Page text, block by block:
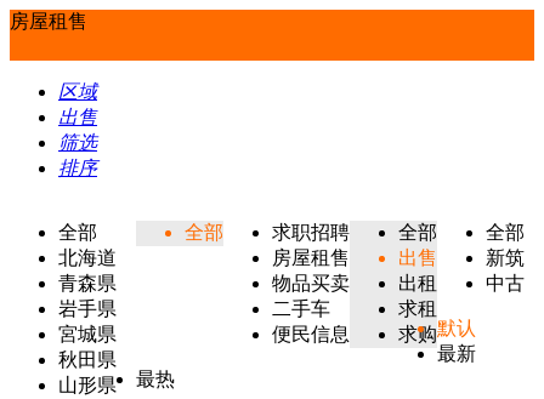
房屋租售
区域
出售
筛选
排序
全部
北海道
青森県
岩手県
宮城県
秋田県
山形県
全部
求职招聘
房屋租售
物品买卖
二手车
便民信息
全部
出售
出租
求租
求购
全部
新筑
中古
默认
最新
最热